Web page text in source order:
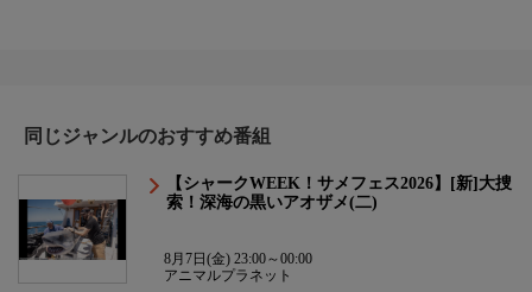
同じジャンルのおすすめ番組
【シャークWEEK！サメフェス2026】[新]大捜
索！深海の黒いアオザメ(二)
8月7日(金) 23:00～00:00
アニマルプラネット